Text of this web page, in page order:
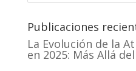
Publicaciones
La Evolución de la
en 2025: Más Allá